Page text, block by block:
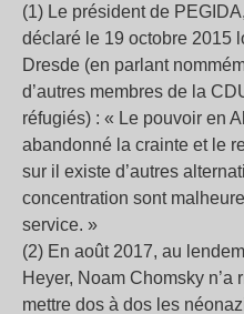
(1) Le président de
déclaré le 19 octobre 2015
Dresde (en parlant
d’autres membres de la
réfugiés) : « Le pouvoir en
abandonné la crainte et le
sur il existe d’autres
concentration sont
service. »
(2) En août 2017, au
Heyer, Noam Chomsky
mettre dos à dos les